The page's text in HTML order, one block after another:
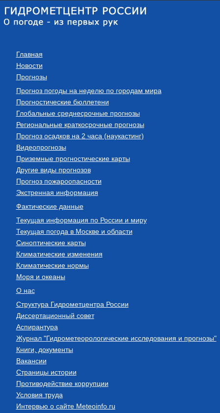
Главная
Новости
Прогнозы
Прогноз погоды на неделю по городам мира
Прогностические бюллетени
Глобальные среднесрочные прогнозы
Региональные краткосрочные прогнозы
Прогноз осадков на 2 часа (наукастинг)
Видеопрогнозы
Приземные прогностические карты
Другие виды прогнозов
Прогноз пожароопасности
Экстренная информация
Фактические данные
Текущая информация по России и миру
Текущая погода в Москве и области
Синоптические карты
Климатические изменения
Климатические нормы
Моря и океаны
О нас
Структура Гидрометцентра России
Диссертационный совет
Аспирантура
Журнал "Гидрометеорологические исследования и прогнозы"
Книги, документы
Вакансии
Страницы истории
Противодействие коррупции
Условия труда
Интервью о сайте Meteoinfo.ru